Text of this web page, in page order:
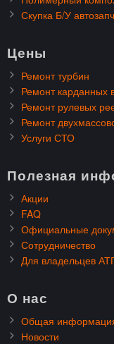
Скупка Б/У
Цены
Ремонт турбин
Ремонт карданных
Ремонт рулевых
Ремонт
Услуги СТО
Полезная
Акции
FAQ
Официальные
Сотрудничество
Для владельцев
О нас
Общая
Новости